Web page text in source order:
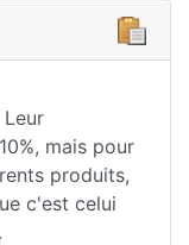
mais pour
produits,
c'est celui